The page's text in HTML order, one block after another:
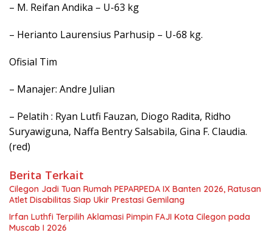
– M. Reifan Andika – U-63 kg
– Herianto Laurensius Parhusip – U-68 kg.
Ofisial Tim
– Manajer: Andre Julian
– Pelatih : Ryan Lutfi Fauzan, Diogo Radita, Ridho
Suryawiguna, Naffa Bentry Salsabila, Gina F. Claudia.
(red)
Berita Terkait
Cilegon Jadi Tuan Rumah PEPARPEDA IX Banten 2026, Ratusan
Atlet Disabilitas Siap Ukir Prestasi Gemilang
Irfan Luthfi Terpilih Aklamasi Pimpin FAJI Kota Cilegon pada
Muscab I 2026